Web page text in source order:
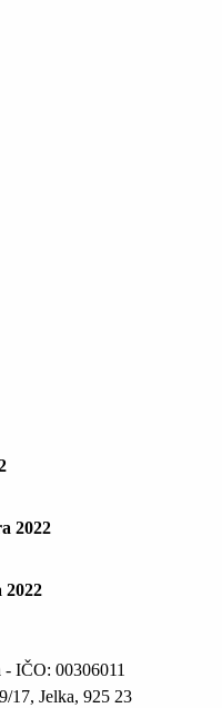
2022
2022
- IČO: 00306011
17, Jelka, 925 23